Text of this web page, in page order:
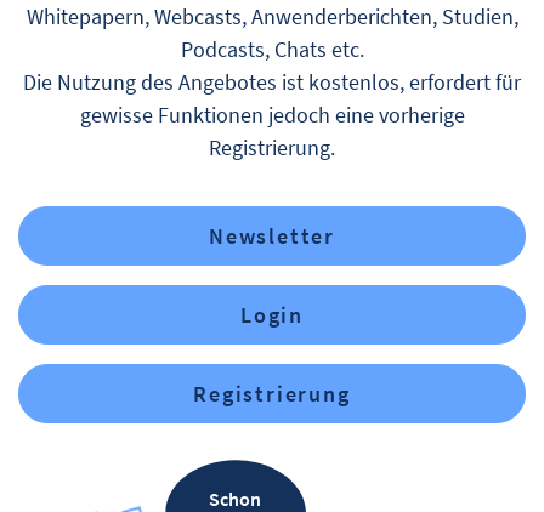
Whitepapern, Webcasts, Anwenderberichten, Studien,
Podcasts, Chats etc.
Die Nutzung des Angebotes ist kostenlos, erfordert für
gewisse Funktionen jedoch eine vorherige
Registrierung.
Newsletter
Login
Registrierung
Schon